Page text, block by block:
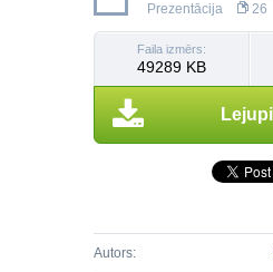
Prezentācija 26
Faila izmērs:
49289 KB
Autors: